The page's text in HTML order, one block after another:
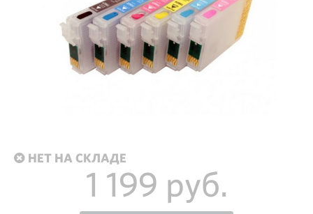
НЕТ НА СКЛАДЕ
1 199 руб.